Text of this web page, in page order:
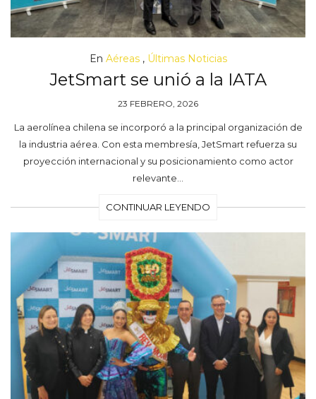
En Aéreas, Últimas Noticias
JetSmart se unió a la IATA
23 FEBRERO, 2026
La aerolínea chilena se incorporó a la principal organización de
la industria aérea. Con esta membresía, JetSmart refuerza su
proyección internacional y su posicionamiento como actor
relevante…
CONTINUAR LEYENDO